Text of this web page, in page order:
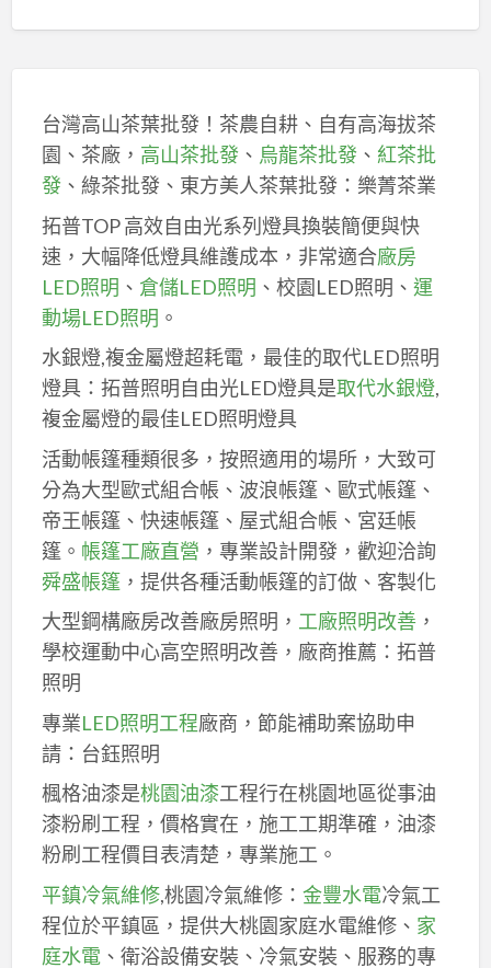
台灣高山茶葉批發！茶農自耕、自有高海拔茶
園、茶廠， 高山茶批發、 烏龍茶批發、 紅茶批
發、綠茶批發、東方美人茶葉批發：樂菁茶業
拓普TOP 高效自由光系列燈具換裝簡便與快
速，大幅降低燈具維護成本，非常適合廠房
LED照明 、 倉儲LED照明 、校園LED照明、 運
動場LED照明 。
水銀燈,複金屬燈超耗電，最佳的取代LED照明
燈具：拓普照明自由光LED燈具是取代水銀燈,
複金屬燈的最佳LED照明燈具
活動帳篷種類很多，按照適用的場所，大致可
分為大型歐式組合帳、波浪帳篷、歐式帳篷、
帝王帳篷、快速帳篷、屋式組合帳、宮廷帳
篷。 帳篷工廠直營 ，專業設計開發，歡迎洽詢
舜盛帳篷，提供各種活動帳篷的訂做、客製化
大型鋼構廠房改善廠房照明， 工廠照明改善，
學校運動中心高空照明改善，廠商推薦：拓普
照明
專業LED照明工程廠商，節能補助案協助申
請：台鈺照明
楓格油漆是桃園油漆工程行在桃園地區從事油
漆粉刷工程，價格實在，施工工期準確，油漆
粉刷工程價目表清楚，專業施工。
平鎮冷氣維修,桃園冷氣維修： 金豐水電冷氣工
程位於平鎮區，提供大桃園家庭水電維修、 家
庭水電、衛浴設備安裝、冷氣安裝、服務的專